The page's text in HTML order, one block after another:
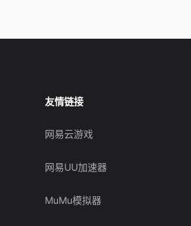
友情链接
网易云游戏
网易UU加速器
MuMu模拟器